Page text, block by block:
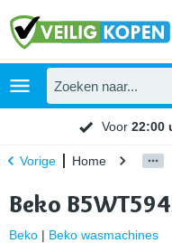
Voor 22:00
Vorige Home
Beko
Beko | Beko wasmachines